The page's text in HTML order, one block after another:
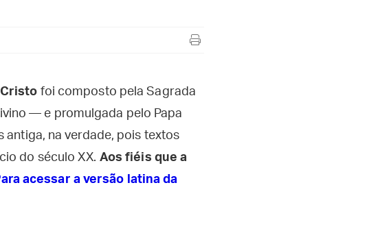
foi composto pela Sagrada
— e promulgada pelo Papa
antiga, na verdade, pois textos
do século XX. Aos fiéis que a
acessar a versão latina da